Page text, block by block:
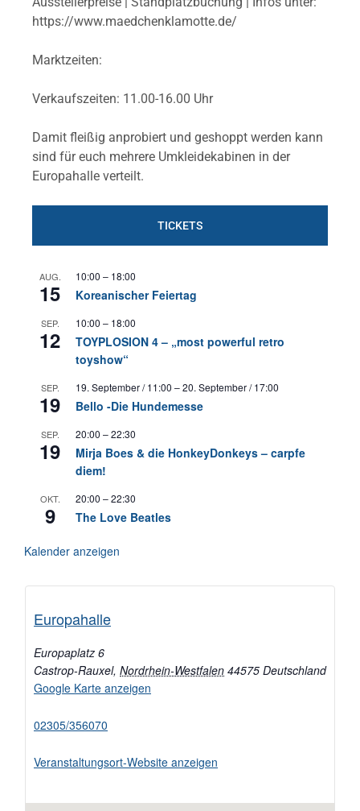
https://www.maedchenklamotte.de/
Marktzeiten:
Verkaufszeiten: 11.00-16.00 Uhr
Damit fleißig anprobiert und geshoppt werden kann
sind für euch mehrere Umkleidekabinen in der
Europahalle verteilt.
TICKETS
AUG.
15
10:00 – 18:00
Koreanischer Feiertag
SEP.
12
10:00 – 18:00
TOYPLOSION 4 – „most powerful retro
toyshow“
SEP.
19
19. September / 11:00 –20. September / 17:00
Bello -Die Hundemesse
SEP.
19
20:00 –22:30
Mirja Boes & die HonkeyDonkeys – carpfe
diem!
OKT.
9
20:00 –22:30
The Love Beatles
Kalender anzeigen
Europahalle
Europaplatz 6
Castrop-Rauxel, Nordrhein-Westfalen 44575 Deutschland
Google Karte anzeigen
02305/356070
Veranstaltungsort-Website anzeigen